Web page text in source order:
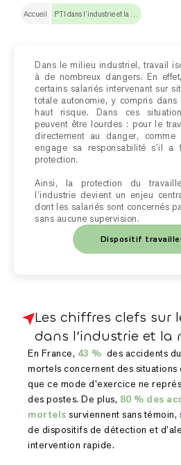
Accueil PTI dans l’industrie et la maintenance
Dans le milieu industriel, travail
à de nombreux dangers. En
certains salariés intervenant sur
totale autonomie, y compris
haut risque. Dans ces
peuvent être lourdes : pour le
directement au danger, comme
engage sa responsabilité s’il
protection.
Ainsi, la protection du
l’industrie devient un enjeu
dont les salariés sont concernés
sans aucune supervision.
Dispositif
Les chiffres clefs sur
dans l’industrie et la
En France, 43 % des accidents
mortels concernent des situations
que ce mode d’exercice ne
des postes. De plus, 80 % des
mortels surviennent sans témoin,
de dispositifs de détection et
intervention rapide.